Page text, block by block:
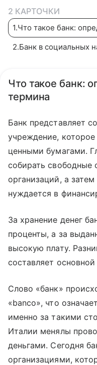
2 КАРТОЧКИ
1.Что такое банк:
2.Банк в социальных
Что такое банк:
термина
Банк представляет
учреждение,
ценными бумагами.
собирать свободные
организаций, а
нуждается в
За хранение денег
проценты, а за
высокую плату.
составляет
Слово «банк»
«banco», что
именно за такими
Италии менялы
деньгами. Сегодня
организациями,